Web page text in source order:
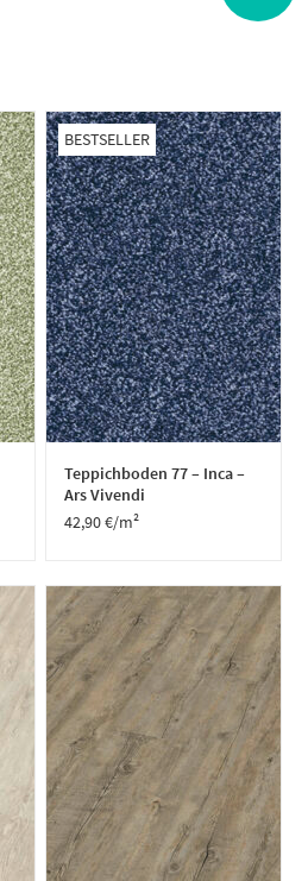
BESTSELLER
Teppichboden 77 – Inca –
Ars Vivendi
42,90€/m²